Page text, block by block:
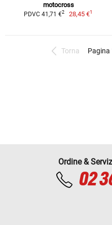
motocross
PDVC 41,71 €2 28,45 €1
Torna Pagina
Ordine &
02